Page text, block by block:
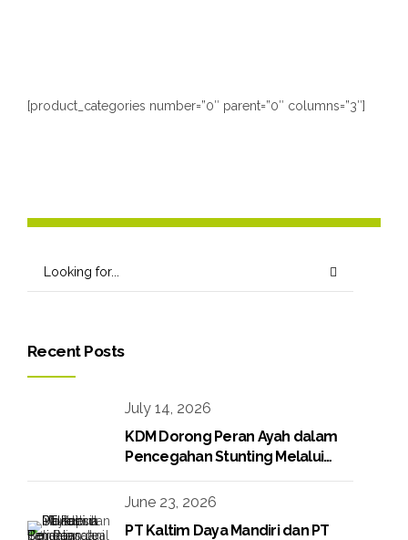
[product_categories number=”0″ parent=”0″ columns=”3″]
Recent Posts
July 14, 2026
KDM Dorong Peran Ayah dalam
Pencegahan Stunting Melalui
2026
June 23, 2026
PT Kaltim Daya Mandiri dan PT